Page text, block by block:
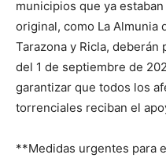
municipios que ya
original, como La Almunia
Tarazona y Ricla,
del 1 de septiembre de
garantizar que todos los
torrenciales reciban el
**Medidas urgentes para